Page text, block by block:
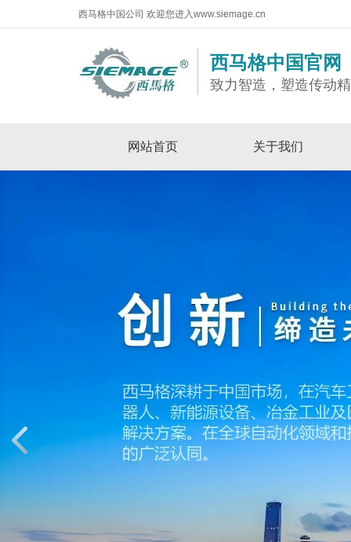
西马格中国公司 欢迎您进入www.siemage.cn
西马格中国官网
致力智造，塑造传动
网站首页 关于我们